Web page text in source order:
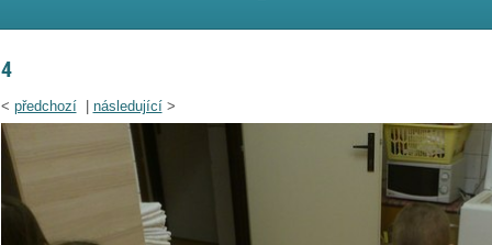
4
< předchozí| následující>